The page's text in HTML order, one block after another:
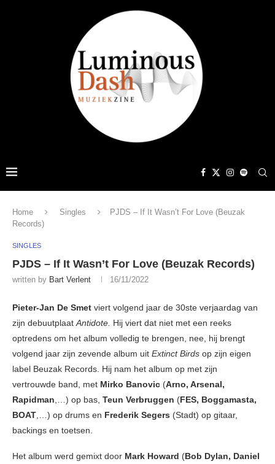
Home Singles
PJDS – If It Wasn’t For Love (Beuzak
Records)
SINGLES
PJDS – If It Wasn’t For Love (Beuzak Records)
written by Bart Verlent 16/11/2022
Pieter-Jan De Smet viert volgend jaar de 30ste verjaardag van
zijn debuutplaatAntidote. Hij viert dat niet met een reeks
optredens om het album volledig te brengen, nee, hij brengt
volgend jaar zijn zevende album uit Extinct Birds op zijn eigen
label Beuzak Records. Hij nam het album op met zijn
vertrouwde band, met Mirko Banovic (Arno, Arsenal,
Rapidman,…) op bas, Teun Verbruggen (FES, Boggamasta,
BOAT,…) op drums en Frederik Segers (Stadt) op gitaar,
backings en toetsen.
Het album werd gemixt door Mark Howard (Bob Dylan, Daniel